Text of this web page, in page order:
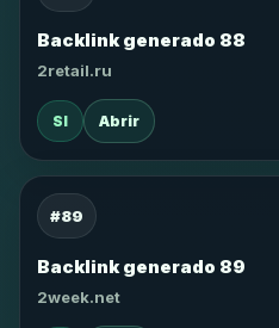
Backlink generado 88
2retail.ru
SI Abrir
#89
Backlink generado 89
2week.net